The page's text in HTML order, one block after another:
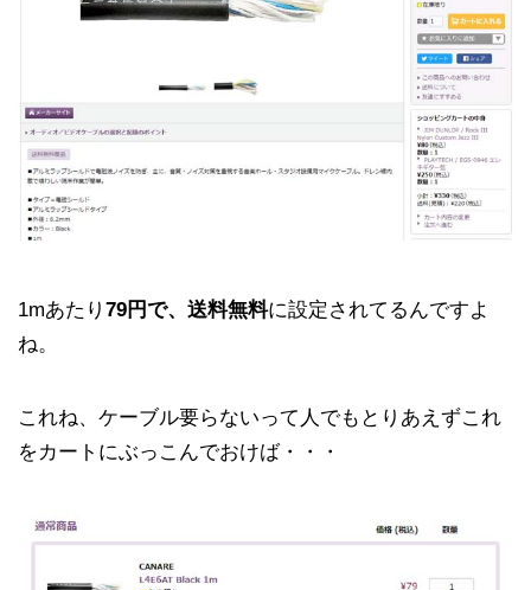
1mあたり 79円で、送料無料に設定されてるんですよ
ね。
これね、ケーブル要らないって人でもとりあえずこれ
をカートにぶっこんでおけば・・・